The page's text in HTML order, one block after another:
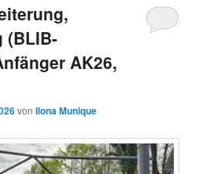
(BLIB-
AK26,
vonIlona Munique